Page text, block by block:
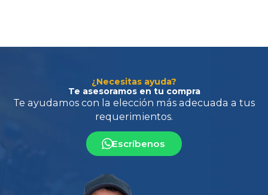
¿Necesitas ayuda?
Te asesoramos en tu compra
Escríbenos